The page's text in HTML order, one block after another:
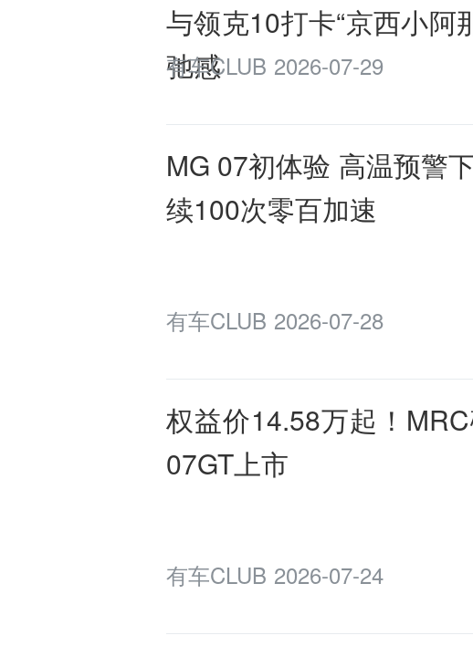
与领克10打卡“京西小阿
弛感
有车CLUB 2026-07-29
MG 07初体验 高温预警
续100次零百加速
有车CLUB 2026-07-28
权益价14.58万起！
07GT上市
有车CLUB 2026-07-24